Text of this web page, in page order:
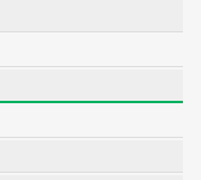
zakresie i celu
w celu
mogą być
odbiorcom lub